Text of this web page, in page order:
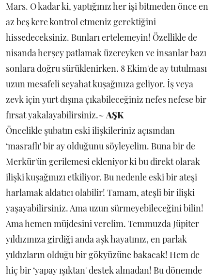
Mars. O kadar ki, yaptığınız her işi bitmeden önce en
az beş kere kontrol etmeniz gerektiğini
hissedeceksiniz. Bunları ertelemeyin! Özellikle de
nisanda herşey patlamak üzereyken ve insanlar bazı
sonlara doğru sürüklenirken. 8 Ekim'de ay tutulması
uzun mesafeli seyahat kuşağınıza geliyor. İş veya
zevk için yurt dışına çıkabileceğiniz nefes nefese bir
fırsat yakalayabilirsiniz.~AŞK
Öncelikle şubatın eski ilişkileriniz açısından
‘masraflı' bir ay olduğunu söyleyelim. Buna bir de
Merkür'ün gerilemesi ekleniyor ki bu direkt olarak
ilişki kuşağınızı etkiliyor. Bu nedenle eski bir ateşi
harlamak aldatıcı olabilir! Tamam, ateşli bir ilişki
yaşayabilirsiniz. Ama uzun sürmeyebileceğini bilin!
Ama hemen müjdesini verelim. Temmuzda Jüpiter
yıldızınıza girdiği anda aşk hayatınız, en parlak
yıldızların olduğu bir gökyüzüne bakacak! Hem de
hiç bir ‘yapay ışıktan' destek almadan! Bu dönemde